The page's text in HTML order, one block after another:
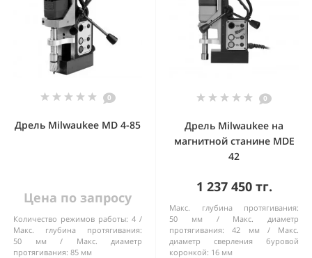
0
Дрель Milwaukee MD 4-85
Цена по запросу
Количество режимов работы: 4
Макс. глубина протягивания:
50 мм
Макс. диаметр
протягивания: 85 мм
0
Дрель Milwaukee на
магнитной станине MDE
42
1 237 450 тг.
Макс. глубина протягивания:
50 мм
Макс. диаметр
протягивания:
42 мм
Макс.
диаметр сверления буровой
коронкой: 16 мм